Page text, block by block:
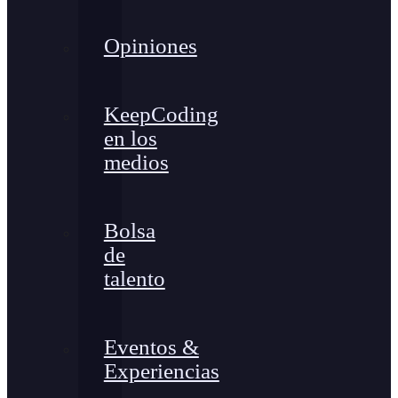
Opiniones
KeepCoding
en los
medios
Bolsa
de
talento
Eventos &
Experiencias